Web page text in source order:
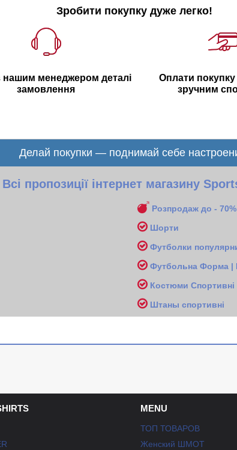
Зробити покупку дуже легко!
нашим менеджером деталі
замовлення
Оплати
зручним
Делай покупки — поднимай себе
Всі пропозиції інтернет магазину
Розпродаж до - 70%
Шорти
Футболки
Футбольна Форма |
Костюми Спортивні
Штаны спортивні
MENU
ТОП ТОВАРОВ
Женский ШМОТ